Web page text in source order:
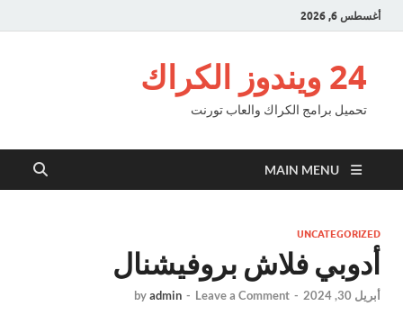
6, 2026
24 ويندوز الكراك
تحميل برامج الكراك والعاب تورنت
MAIN MENU
فلاش بروفيشنال
-
byadmin-Leave a Comment